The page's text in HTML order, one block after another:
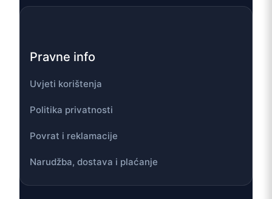
Pravne info
Uvjeti korištenja
Politika privatnosti
Povrat i reklamacije
Narudžba, dostava i plaćanje